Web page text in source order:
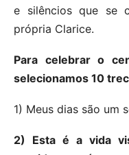
e silêncios que se
própria Clarice.
Para celebrar o
selecionamos 10
1) Meus dias são um
2) Esta é a vida